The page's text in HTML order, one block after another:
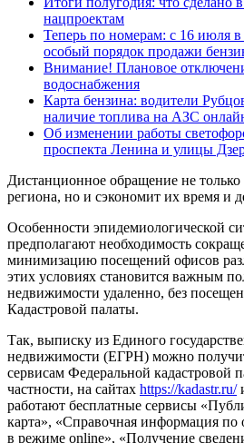
нацпроектам
Теперь по номерам: с 16 июля в
особый порядок продажи
Внимание! Плановое
водоснабжения
Карта бензина: водители
наличие топлива на АЗС
Об изменении работы
проспекта Ленина и улицы
Дистанционное обращение не только
региона, но и сэкономит их время и
Особенности эпидемиологической
предполагают необходимость
минимизацию посещений офисов
этих условиях становится важным
недвижимости удаленно, без
Кадастровой палаты.
Так, выписку из Единого
недвижимости (ЕГРН) можно
сервисам Федеральной кадастровой
частности, на сайтах https://kadastr.ru/
работают бесплатные сервисы
карта», «Справочная информация по
в режиме online», «Получение